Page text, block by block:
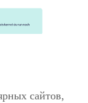
сайтов,